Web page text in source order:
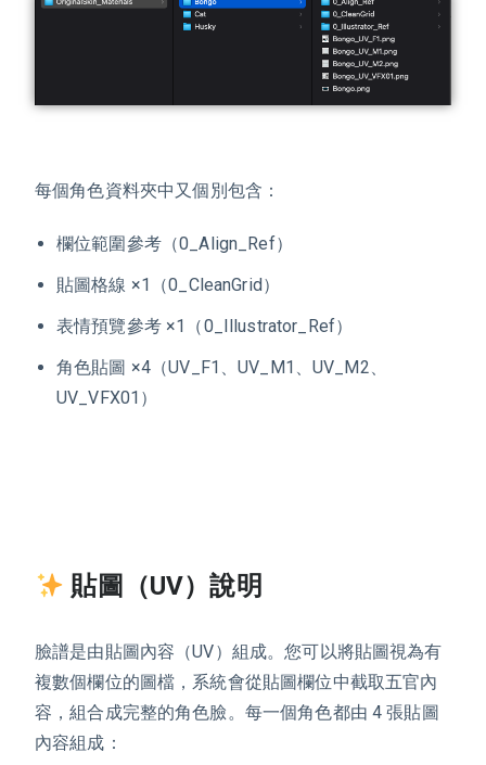
每個角色資料夾中又個別包含：
欄位範圍參考（0_Align_Ref）
貼圖格線 ×1（0_CleanGrid）
表情預覽參考 ×1（0_Illustrator_Ref）
角色貼圖 ×4（UV_F1、UV_M1、UV_M2、
UV_VFX01）
貼圖（UV）說明
臉譜是由貼圖內容（UV）組成。您可以將貼圖視為有
複數個欄位的圖檔，系統會從貼圖欄位中截取五官內
容，組合成完整的角色臉。每一個角色都由 4 張貼圖
內容組成：